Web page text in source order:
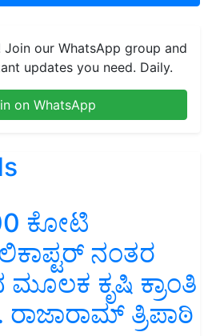
Join our WhatsApp group and
updates you need. Daily.
on WhatsApp
ಕೋಟಿ
ನಂತರ
ಕೃಷಿ ಕ್ರಾಂತಿ
ರಾಜಾರಾಮ್ ತ್ರಿಪಾಠಿ